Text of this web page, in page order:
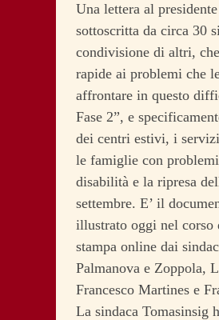
Una lettera al
sottoscritta da circa 30
condivisione di altri,
rapide ai problemi che
affrontare in questo
Fase 2”, e
dei centri estivi, i
le famiglie con
disabilità e la ripresa
settembre. E’ il
illustrato oggi nel corso
stampa online dai
Palmanova e Zoppola,
Francesco Martines e
La sindaca Tomasinsig